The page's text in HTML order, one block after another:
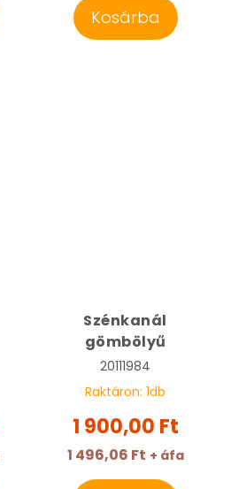
Kosárba
Szénkanál
gömbölyű
20111984
Raktáron: 1db
1 900,00 Ft
1 496,06 Ft + áfa